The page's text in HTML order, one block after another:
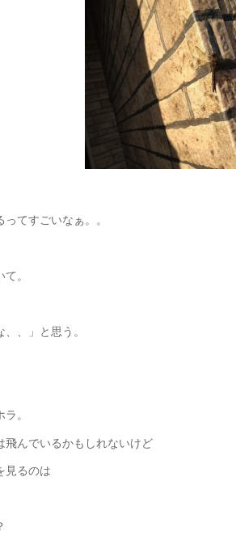
てすごいなぁ。。
。
、」と思う。
。
んでいるかもしれないけど
見るのは